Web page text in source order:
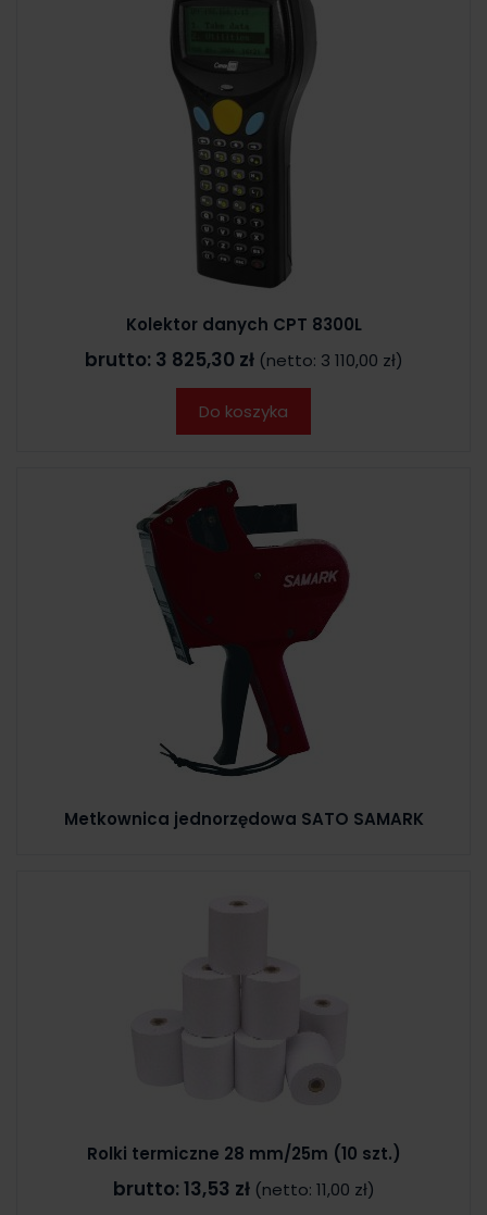
Kolektor danych CPT 8300L
brutto: 3 825,30 zł (netto: 3 110,00 zł)
Do koszyka
Metkownica jednorzędowa SATO SAMARK
Rolki termiczne 28 mm/25m (10 szt.)
brutto: 13,53 zł (netto: 11,00 zł)